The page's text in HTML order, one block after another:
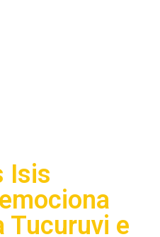
Isis
Tucuruvi e